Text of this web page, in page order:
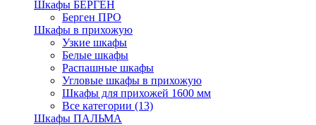
Шкафы БЕРГЕН
Берген ПРО
Шкафы в прихожую
Узкие шкафы
Белые шкафы
Распашные шкафы
Угловые шкафы в прихожую
Шкафы для прихожей 1600 мм
Все категории (13)
Шкафы ПАЛЬМА